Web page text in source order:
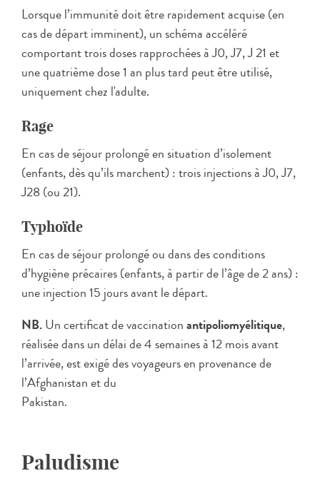
Lorsque l’immunité doit être rapidement acquise (en
cas de départ imminent), un schéma accéléré
comportant trois doses rapprochées à J0, J7, J 21 et
une quatrième dose 1 an plus tard peut être utilisé,
uniquement chez l'adulte.
Rage
En cas de séjour prolongé en situation d’isolement
(enfants, dès qu’ils marchent) : trois injections à J0, J7,
J28 (ou 21).
Typhoïde
En cas de séjour prolongé ou dans des conditions
d’hygiène précaires (enfants, à partir de l’âge de 2 ans) :
une injection 15 jours avant le départ.
NB.Un certificat de vaccinationantipoliomyélitique,
réalisée dans un délai de 4 semaines à 12 mois avant
l’arrivée, est exigé des voyageurs en provenance de
l’Afghanistan et du
Pakistan.
Paludisme